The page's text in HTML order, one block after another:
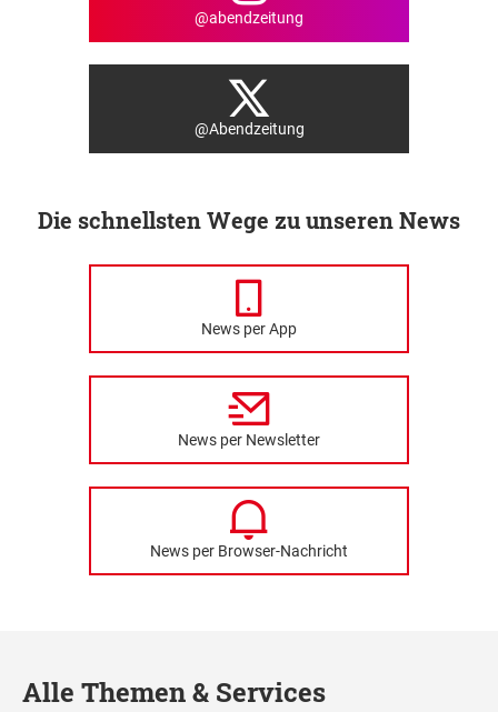
@abendzeitung
@Abendzeitung
Die schnellsten Wege zu unseren News
News per App
News per Newsletter
News per Browser-Nachricht
Alle Themen & Services